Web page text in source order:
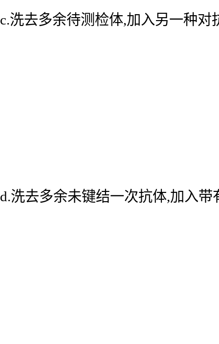
c.洗去多余待测检体,加入另一种
d.洗去多余未键结一次抗体,加入